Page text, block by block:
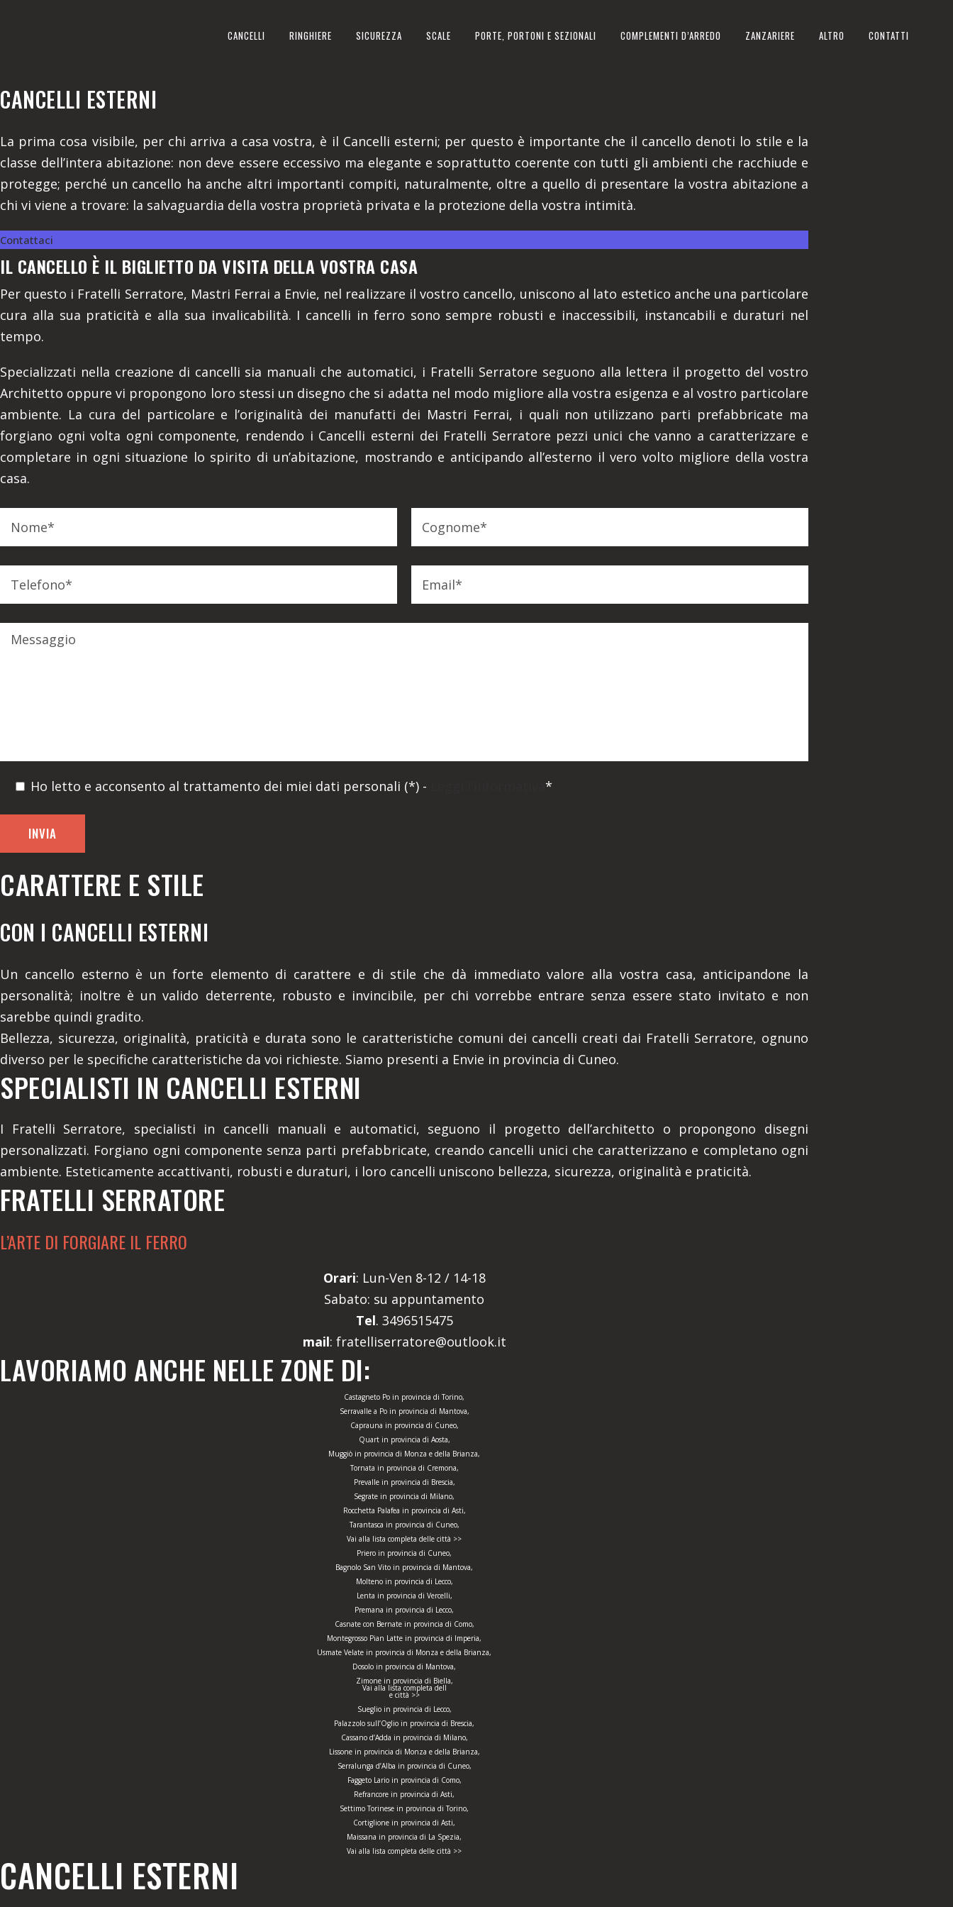
CANCELLI RINGHIERE SICUREZZA SCALE PORTE, PORTONI E SEZIONALI COMPLEMENTI D’ARREDO ZANZARIERE ALTRO CONTATTI
REALIZZIAMO A ENVIE IN PROVINCIA DI CUNEO
CANCELLI ESTERNI
La prima cosa visibile, per chi arriva a casa vostra, è il Cancelli esterni; per questo è importante che il cancello denoti lo stile e la
classe dell’intera abitazione: non deve essere eccessivo ma elegante e soprattutto coerente con tutti gli ambienti che racchiude e
protegge; perché un cancello ha anche altri importanti compiti, naturalmente, oltre a quello di presentare la vostra abitazione a
chi vi viene a trovare: la salvaguardia della vostra proprietà privata e la protezione della vostra intimità.
Contattaci
IL CANCELLO È IL BIGLIETTO DA VISITA DELLA VOSTRA CASA
Per questo i Fratelli Serratore, Mastri Ferrai a Envie, nel realizzare il vostro cancello, uniscono al lato estetico anche una particolare
cura alla sua praticità e alla sua invalicabilità. I cancelli in ferro sono sempre robusti e inaccessibili, instancabili e duraturi nel
tempo.
Specializzati nella creazione di cancelli sia manuali che automatici, i Fratelli Serratore seguono alla lettera il progetto del vostro
Architetto oppure vi propongono loro stessi un disegno che si adatta nel modo migliore alla vostra esigenza e al vostro particolare
ambiente. La cura del particolare e l’originalità dei manufatti dei Mastri Ferrai, i quali non utilizzano parti prefabbricate ma
forgiano ogni volta ogni componente, rendendo i Cancelli esterni dei Fratelli Serratore pezzi unici che vanno a caratterizzare e
completare in ogni situazione lo spirito di un’abitazione, mostrando e anticipando all’esterno il vero volto migliore della vostra
casa.
Ho letto e acconsento al trattamento dei miei dati personali (*) - *
CARATTERE E STILE
CON I CANCELLI ESTERNI
Un cancello esterno è un forte elemento di carattere e di stile che dà immediato valore alla vostra casa, anticipandone la
personalità; inoltre è un valido deterrente, robusto e invincibile, per chi vorrebbe entrare senza essere stato invitato e non
sarebbe quindi gradito.
Bellezza, sicurezza, originalità, praticità e durata sono le caratteristiche comuni dei cancelli creati dai Fratelli Serratore, ognuno
diverso per le specifiche caratteristiche da voi richieste. Siamo presenti a Envie in provincia di Cuneo.
SPECIALISTI IN CANCELLI ESTERNI
I Fratelli Serratore, specialisti in cancelli manuali e automatici, seguono il progetto dell’architetto o propongono disegni
personalizzati. Forgiano ogni componente senza parti prefabbricate, creando cancelli unici che caratterizzano e completano ogni
ambiente. Esteticamente accattivanti, robusti e duraturi, i loro cancelli uniscono bellezza, sicurezza, originalità e praticità.
FRATELLI SERRATORE
L’ARTE DI FORGIARE IL FERRO
Orari: Lun-Ven 8-12 / 14-18
Sabato: su appuntamento
Tel. 3496515475
mail: fratelliserratore@outlook.it
LAVORIAMO ANCHE NELLE ZONE DI:
Castagneto Po in provincia di Torino,
Serravalle a Po in provincia di Mantova,
Caprauna in provincia di Cuneo,
Quart in provincia di Aosta,
Muggiò in provincia di Monza e della Brianza,
Tornata in provincia di Cremona,
Prevalle in provincia di Brescia,
Segrate in provincia di Milano,
Rocchetta Palafea in provincia di Asti,
Tarantasca in provincia di Cuneo,
Vai alla lista completa delle città >>
Priero in provincia di Cuneo,
Bagnolo San Vito in provincia di Mantova,
Molteno in provincia di Lecco,
Lenta in provincia di Vercelli,
Premana in provincia di Lecco,
Casnate con Bernate in provincia di Como,
Montegrosso Pian Latte in provincia di Imperia,
Usmate Velate in provincia di Monza e della Brianza,
Dosolo in provincia di Mantova,
Zimone in provincia di Biella,
Vai alla lista completa dell
e città >>
Sueglio in provincia di Lecco,
Palazzolo sull’Oglio in provincia di Brescia,
Cassano d’Adda in provincia di Milano,
Lissone in provincia di Monza e della Brianza,
Serralunga d’Alba in provincia di Cuneo,
Faggeto Lario in provincia di Como,
Refrancore in provincia di Asti,
Settimo Torinese in provincia di Torino,
Cortiglione in provincia di Asti,
Maissana in provincia di La Spezia,
Vai alla lista completa delle città >>
CANCELLI ESTERNI